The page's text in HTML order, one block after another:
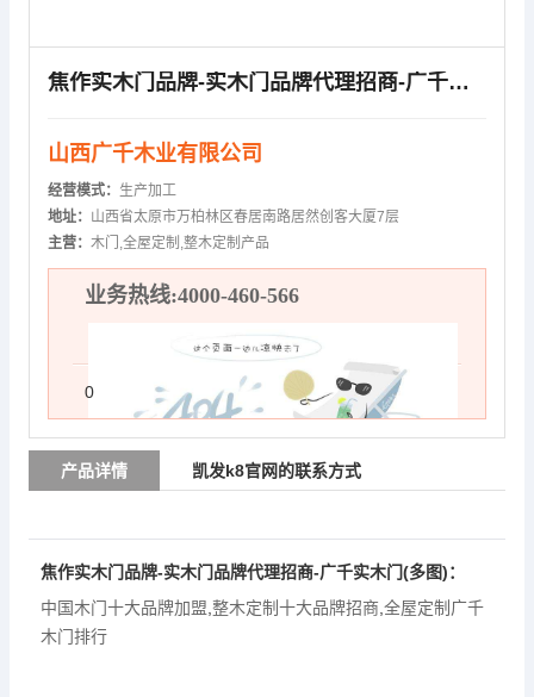
焦作实木门品牌-实木门品牌代理招商-广千实木门(多图)
山西广千木业有限公司
经营模式： 生产加工
地址： 山西省太原市万柏林区春居南路居然创客大厦7层
主营： 木门,全屋定制,整木定制产品
业务热线:4000-460-566
0
产品详情 凯发k8官网的联系方式
焦作实木门品牌-实木门品牌代理招商-广千实木门(多图)：
中国木门十大品牌加盟 整木定制十大品牌招商 全屋定制广千
木门排行